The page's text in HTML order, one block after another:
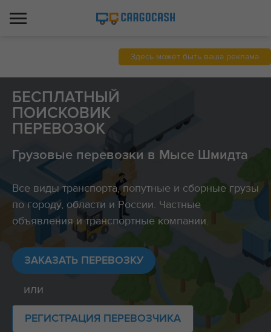
Здесь может быть ваша реклама
БЕСПЛАТНЫЙ
ПОИСКОВИК
ПЕРЕВОЗОК
Грузовые перевозки в Мысе Шмидта
Все виды транспорта, попутные и сборные грузы
по городу, области и России. Частные
объявления и транспортные компании.
ЗАКАЗАТЬ ПЕРЕВОЗКУ
или
РЕГИСТРАЦИЯ ПЕРЕВОЗЧИКА